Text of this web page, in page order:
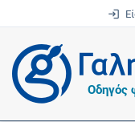
Οδηγός